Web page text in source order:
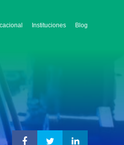
Instituciones Blog